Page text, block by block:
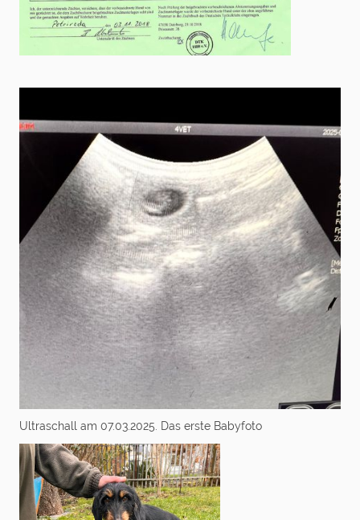
Ultraschall am 07.03.2025. Das erste Babyfoto